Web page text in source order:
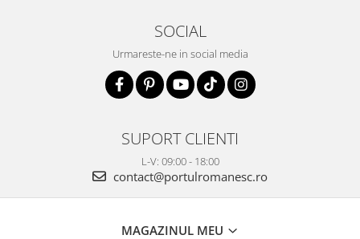
SOCIAL
Urmareste-ne in social media
SUPORT CLIENTI
L-V: 09:00 - 18:00
contact@portulromanesc.ro
MAGAZINUL MEU